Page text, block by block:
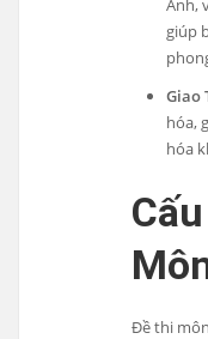
giúp
Giao
hóa,
hóa
Đề thi